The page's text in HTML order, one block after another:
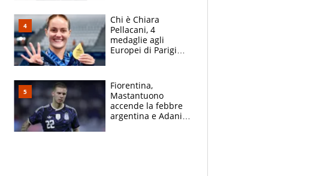
Chi è Chiara
Pellacani, 4
medaglie agli
Europei di Parigi
giornalista, mamma
insegnante e il
fratello calciatore
Fiorentina,
Mastantuono
accende la febbre
argentina e Adani